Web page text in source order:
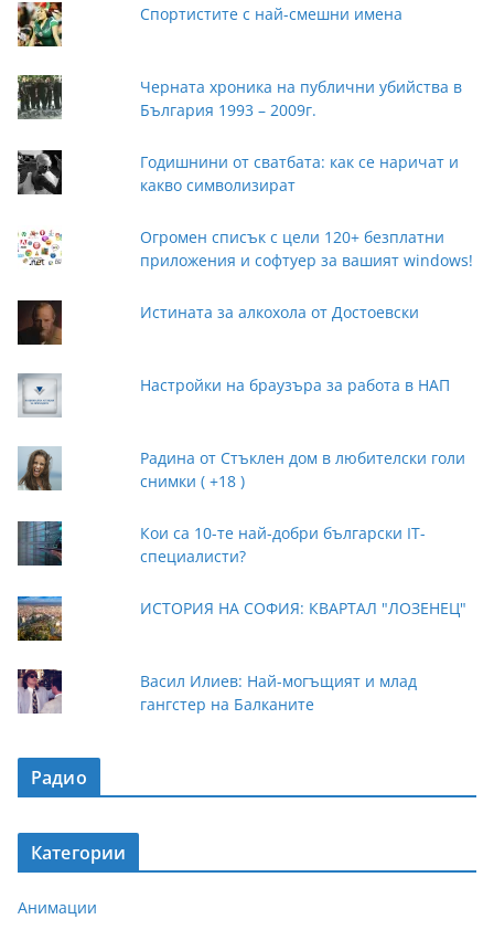
Спортистите с най-смешни имена
Черната хроника на публични убийства в
България 1993 – 2009г.
Годишнини от сватбата: как се наричат и
какво символизират
Огромен списък с цели 120+ безплатни
приложения и софтуер за вашият windows!
Истината за алкохола от Достоевски
Настройки на браузъра за работа в НАП
Радина от Стъклен дом в любителски голи
снимки ( +18 )
Кои са 10-те най-добри български IT-
специалисти?
ИСТОРИЯ НА СОФИЯ: КВАРТАЛ "ЛОЗЕНЕЦ"
Васил Илиев: Най-могъщият и млад
гангстер на Балканите
Радио
Категории
Анимации